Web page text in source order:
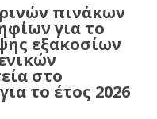
πινάκων
για το
εξακοσίων
στο
το έτος 2026